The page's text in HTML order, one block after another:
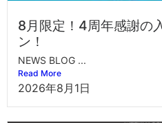
8月限定！4周年感謝の
ン！
NEWS BLOG ...
Read More
2026年8月1日